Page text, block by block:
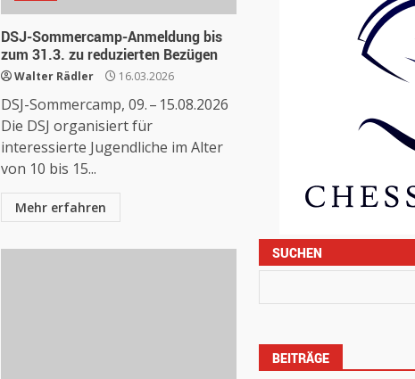
DSJ-Sommercamp-Anmeldung bis
zum 31.3. zu reduzierten Bezügen
Walter Rädler 16.03.2026
DSJ-Sommercamp, 09. – 15.08.2026
Die DSJ organisiert für
interessierte Jugendliche im Alter
von 10 bis 15...
Mehr erfahren
SUCHEN
BEITRÄGE